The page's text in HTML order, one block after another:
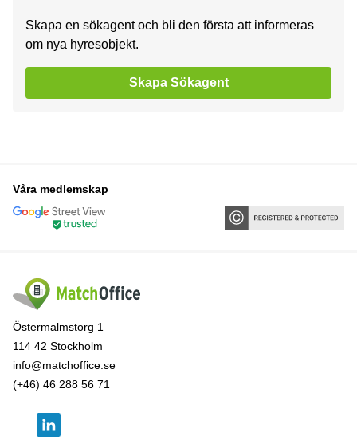
Skapa en sökagent och bli den första att informeras
om nya hyresobjekt.
Skapa Sökagent
Våra medlemskap
Östermalmstorg 1
114 42 Stockholm
info@matchoffice.se
(+46) 46 288 56 71